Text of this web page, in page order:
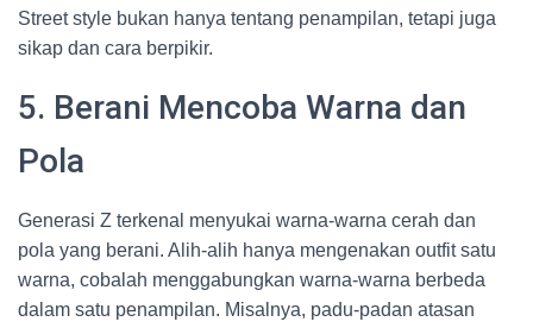
Street style bukan hanya tentang penampilan, tetapi juga
sikap dan cara berpikir.
5. Berani Mencoba Warna dan
Pola
Generasi Z terkenal menyukai warna-warna cerah dan
pola yang berani. Alih-alih hanya mengenakan outfit satu
warna, cobalah menggabungkan warna-warna berbeda
dalam satu penampilan. Misalnya, padu-padan atasan